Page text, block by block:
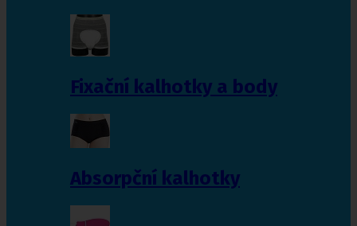
Fixační kalhotky a body
Absorpční kalhotky